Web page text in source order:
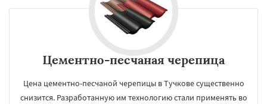
Цементно-песчаная черепица
Цена цементно-песчаной черепицы в Тучкове существенно
снизится. Разработанную им технологию стали применять во